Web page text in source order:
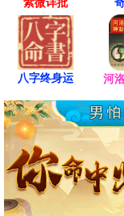
紫微详批
八字终身运 河